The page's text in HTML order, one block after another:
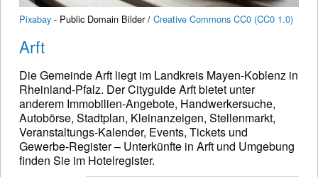
Pixabay - Public Domain Bilder / Creative Commons CC0 (CC0 1.0)
Arft
Die Gemeinde Arft liegt im Landkreis Mayen-Koblenz in
Rheinland-Pfalz. Der Cityguide Arft bietet unter
anderem Immobilien-Angebote, Handwerkersuche,
Autobörse, Stadtplan, Kleinanzeigen, Stellenmarkt,
Veranstaltungs-Kalender, Events, Tickets und
Gewerbe-Register – Unterkünfte in Arft und Umgebung
finden Sie im Hotelregister.